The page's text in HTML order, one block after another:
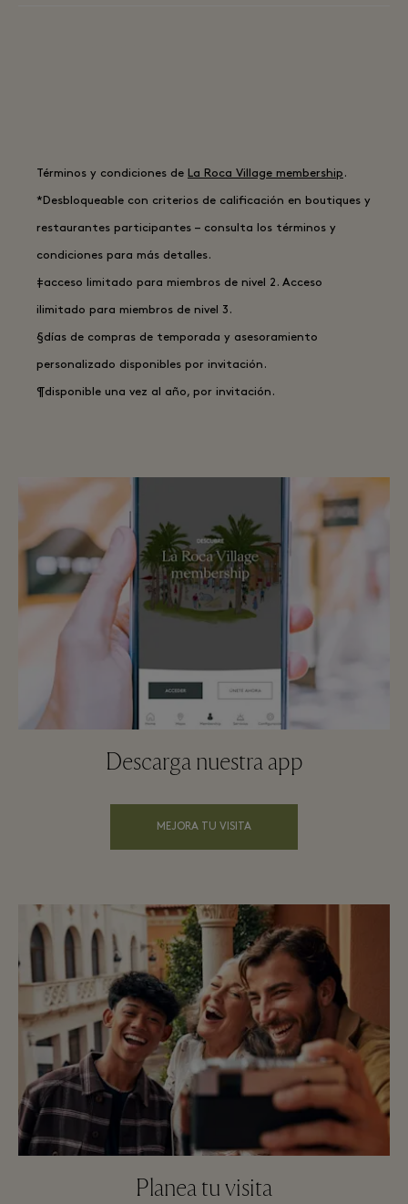
Términos y condiciones de La Roca Village membership .
*Desbloqueable con criterios de calificación en boutiques y
restaurantes participantes – consulta los términos y
condiciones para más detalles.
‡acceso limitado para miembros de nivel 2. Acceso
ilimitado para miembros de nivel 3.
§días de compras de temporada y asesoramiento
personalizado disponibles por invitación.
¶disponible una vez al año, por invitación.
Descarga nuestra app
MEJORA TU VISITA
Planea tu visita